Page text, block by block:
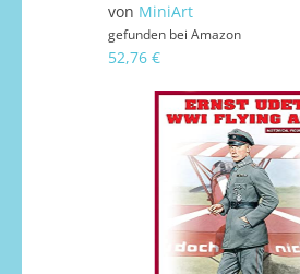
von MiniArt
gefunden bei Amazon
52,76 €